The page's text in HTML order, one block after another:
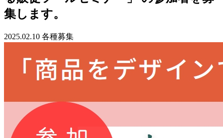
集します。
2025.02.10 各種募集